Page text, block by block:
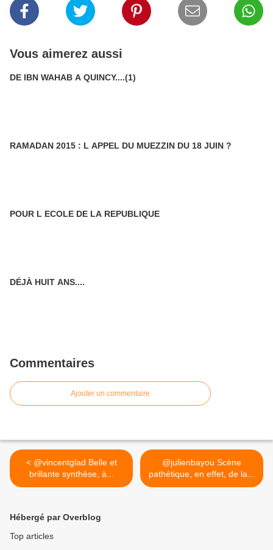
Vous aimerez aussi
DE IBN WAHAB A QUINCY....(1)
RAMADAN 2015 : L APPEL DU MUEZZIN DU 18 JUIN ?
POUR L ECOLE DE LA REPUBLIQUE
DÉJÀ HUIT ANS....
Commentaires
Ajouter un commentaire
< @vincentglad Belle et
brillante synthèse, à...
@julienbayou Scène
pathétique, en effet, de la...
>
Hébergé par Overblog
Top articles